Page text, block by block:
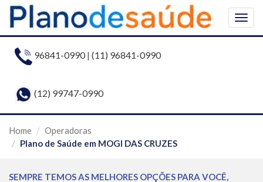
96841-0990| (11) 96841-0990
(12) 99747-0990
Home
Operadoras
Plano de Saúde em MOGI DAS CRUZES
SEMPRE TEMOS AS MELHORES OPÇÕES PARA VOCÊ,